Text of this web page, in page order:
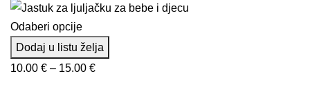
Odaberi opcije
Dodaj u listu želja
10.00 € – 15.00 €Raspon